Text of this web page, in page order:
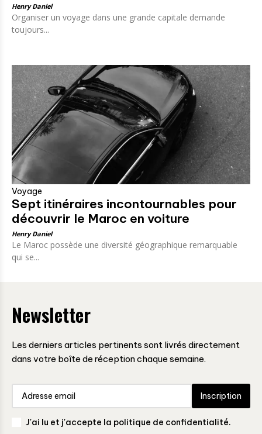
Henry Daniel
Organiser un voyage dans une grande capitale demande
toujours...
Voyage
Sept itinéraires incontournables pour
découvrir le Maroc en voiture
Henry Daniel
Le Maroc possède une diversité géographique remarquable
qui se...
Newsletter
Les derniers articles pertinents sont livrés directement
dans votre boîte de réception chaque semaine.
Inscription
J'ai lu et j'accepte la politique de confidentialité.